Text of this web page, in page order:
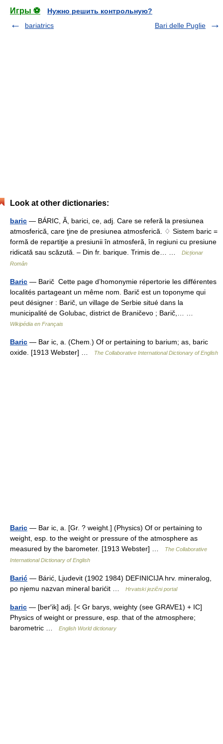
Игры ⚽
Нужно решить контрольную?
bariatrics
Bari delle Puglie
Look at other dictionaries:
baric — BÁRIC, Ă, barici, ce, adj. Care se referă la presiunea
atmosferică, care ţine de presiunea atmosferică. ♢ Sistem baric =
formă de repartiţie a presiunii în atmosferă, în regiuni cu presiune
ridicată sau scăzută. – Din fr. barique. Trimis de… …
Dicționar
Român
Baric — Barič Cette page d’homonymie répertorie les différentes
localités partageant un même nom. Barič est un toponyme qui
peut désigner : Barič, un village de Serbie situé dans la
municipalité de Golubac, district de Braničevo ; Barič,… …
Wikipédia en Français
Baric — Bar ic, a. (Chem.) Of or pertaining to barium; as, baric
oxide. [1913 Webster] …
The Collaborative International Dictionary of English
Baric — Bar ic, a. [Gr. ? weight.] (Physics) Of or pertaining to
weight, esp. to the weight or pressure of the atmosphere as
measured by the barometer. [1913 Webster] …
The Collaborative
International Dictionary of English
Barić — Bárić, Ljudevit (1902 1984) DEFINICIJA hrv. mineralog,
po njemu nazvan mineral barićit …
Hrvatski jezični portal
baric — [ber′ik] adj. [< Gr barys, weighty (see GRAVE1) + IC]
Physics of weight or pressure, esp. that of the atmosphere;
barometric …
English World dictionary